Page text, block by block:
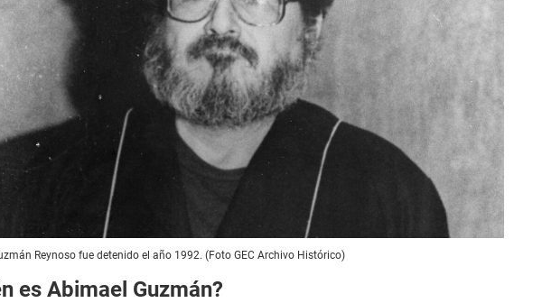
Reynoso fue detenido el año 1992. (Foto GEC Archivo Histórico)
es Abimael Guzmán?